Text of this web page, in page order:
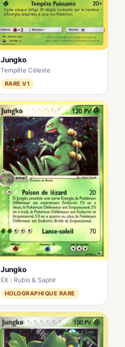
Jungko
Tempête Céleste
RARE V1
Jungko
EX : Rubis & Saphir
HOLOGRAPHIQUE RARE